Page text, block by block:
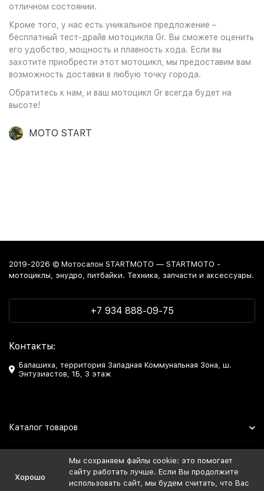
отличном состоянии.
Кроме того, у нас есть уникальное предложение –
бесплатный тест-драйв мотоцикла Gr. Вы сможете оценить
его удобство, мощность и плавность хода. Если вы
захотите приобрести этот мотоцикл, мы предоставим вам
возможность доставки в любую точку города.
Обратитесь к нам, и ваш мотоцикл Gr всегда будет на
высоте!
MOTO START
2019-2026 © Мотосалон STARTMOTO — STARTMOTO -
мотоциклы, энудро, питбайки. Техника, запчасти и аксессуары.
+7 934 888-09-75
Контакты:
Балашиха, территория Западная Коммунальная Зона, ш.
Энтузиастов, 1Б, 3 этаж
Каталог товаров
Мы в Соцсетях
Хорошо
Мы сохраняем файлы cookie: это помогает
сайту работать лучше. Если Вы продолжите
использовать сайт, мы будем считать, что Вас